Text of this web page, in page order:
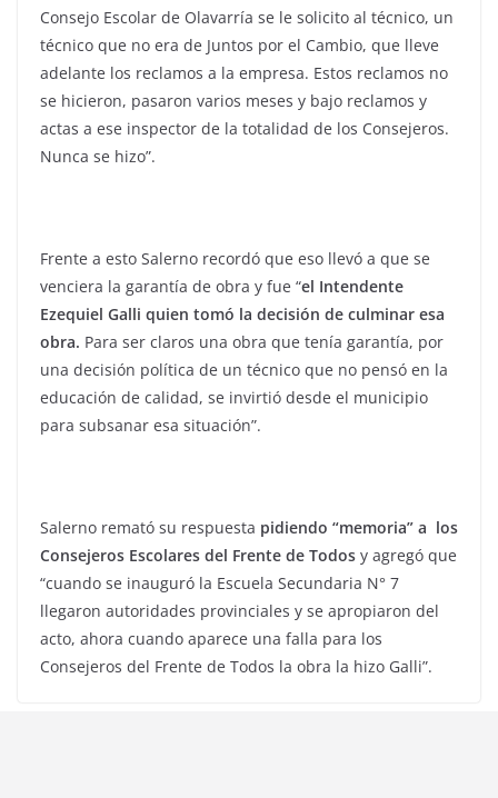
Consejo Escolar de Olavarría se le solicito al técnico, un
técnico que no era de Juntos por el Cambio, que lleve
adelante los reclamos a la empresa. Estos reclamos no
se hicieron, pasaron varios meses y bajo reclamos y
actas a ese inspector de la totalidad de los Consejeros.
Nunca se hizo”.
Frente a esto Salerno recordó que eso llevó a que se
venciera la garantía de obra y fue “el Intendente
Ezequiel Galli quien tomó la decisión de culminar esa
obra. Para ser claros una obra que tenía garantía, por
una decisión política de un técnico que no pensó en la
educación de calidad, se invirtió desde el municipio
para subsanar esa situación”.
Salerno remató su respuesta pidiendo “memoria” a los
Consejeros Escolares del Frente de Todos y agregó que
“cuando se inauguró la Escuela Secundaria N° 7
llegaron autoridades provinciales y se apropiaron del
acto, ahora cuando aparece una falla para los
Consejeros del Frente de Todos la obra la hizo Galli”.